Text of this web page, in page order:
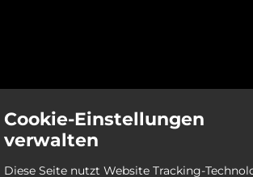
Cookie-Einstellungen
verwalten
Diese Seite nutzt Website Tracking-